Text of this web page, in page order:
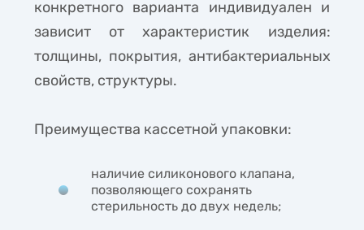
конкретного варианта индивидуален и
зависит от характеристик изделия:
толщины, покрытия, антибактериальных
свойств, структуры.
Преимущества кассетной упаковки:
наличие силиконового клапана,
позволяющего сохранять
стерильность до двух недель;